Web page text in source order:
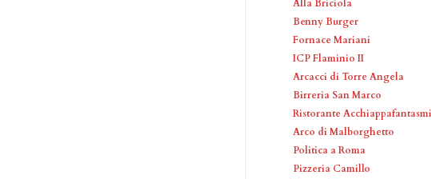
Alla Briciola
Benny Burger
Fornace Mariani
ICP Flaminio II
Arcacci di Torre Angela
Birreria San Marco
Ristorante Acchiappafantasmi
Arco di Malborghetto
Politica a Roma
Pizzeria Camillo